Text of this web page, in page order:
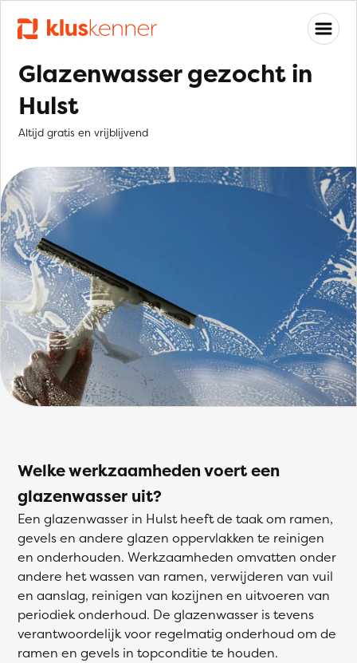
Glazenwasser gezocht in
Hulst
Altijd gratis en vrijblijvend
Welke werkzaamheden voert een
glazenwasser uit?
Een glazenwasser in Hulst heeft de taak om ramen,
gevels en andere glazen oppervlakken te reinigen
en onderhouden. Werkzaamheden omvatten onder
andere het wassen van ramen, verwijderen van vuil
en aanslag, reinigen van kozijnen en uitvoeren van
periodiek onderhoud. De glazenwasser is tevens
verantwoordelijk voor regelmatig onderhoud om de
ramen en gevels in topconditie te houden.